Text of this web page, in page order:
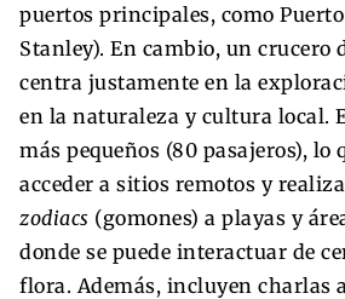
puertos principales, como
Stanley). En cambio, un crucero
centra justamente en la
en la naturaleza y cultura local.
más pequeños (80 pasajeros), lo
acceder a sitios remotos y
zodiacs (gomones) a playas y
donde se puede interactuar de
flora. Además, incluyen charlas